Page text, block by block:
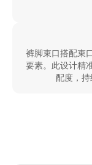
裤脚束口搭配束
要素。此设计精
配度，持